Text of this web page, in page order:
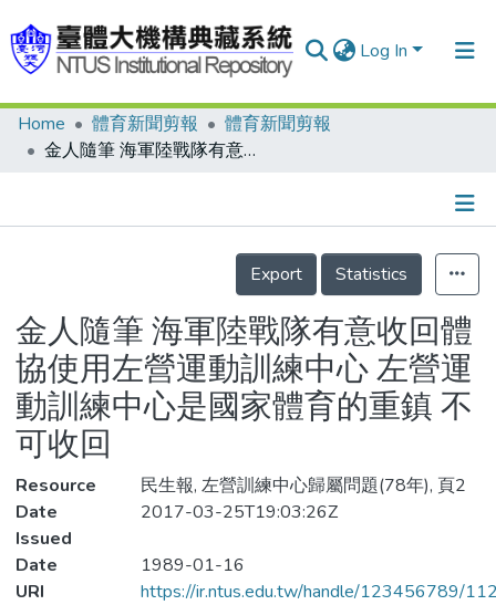
Log In
Communities & Collections
Statistics
Home 體育新聞剪報
體育新聞剪報
金人隨筆 海軍陸戰隊有意收回體協使用左營運動訓練中心 左營運動訓練中心是國家體育的重鎮 不可收回
Details
Export
Statistics
金人隨筆 海軍陸戰隊有意收回體
協使用左營運動訓練中心 左營運
動訓練中心是國家體育的重鎮 不
可收回
Resource
民生報, 左營訓練中心歸屬問題(78年), 頁2
Date
Issued
2017-03-25T19:03:26Z
Date
1989-01-16
URI
https://ir.ntus.edu.tw/handle/123456789/